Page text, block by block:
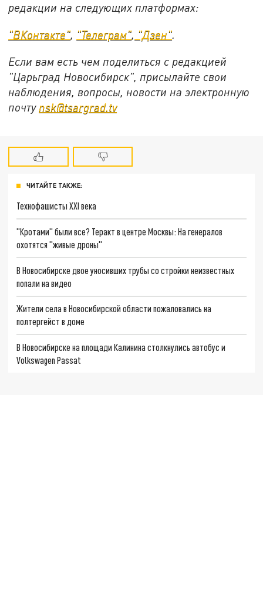
редакции на следующих платформах:
"ВКонтакте", "Телеграм", "Дзен".
Если вам есть чем поделиться с редакцией
"Царьград Новосибирск", присылайте свои
наблюдения, вопросы, новости на электронную
почту nsk@tsargrad.tv
ЧИТАЙТЕ ТАКЖЕ:
Технофашисты XXI века
"Кротами" были все? Теракт в центре Москвы: На генералов
охотятся "живые дроны"
В Новосибирске двое уносивших трубы со стройки неизвестных
попали на видео
Жители села в Новосибирской области пожаловались на
полтергейст в доме
В Новосибирске на площади Калинина столкнулись автобус и
Volkswagen Passat